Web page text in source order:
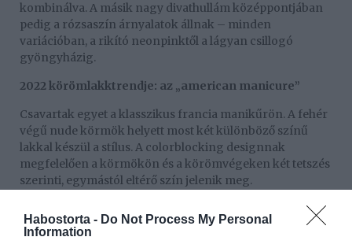
Habostorta - Do Not Process My Personal
Information
kombinálva. A másik nagy divathullám középpontjában
pedig a rózsaszín árnyalatok állnak – minden
variációban, a rikító neonpinktől a lágyan csillogó
gyöngyházig.
2022 körömlakktrendje: az „american manicure”
Csavartak egyet a klasszikus francia manikűrön. A fehér
végű nude körmök helyett most két különböző színű
lakkal készül a stílus. A colorblocking designnak
megfelelően a körmökön és a körömvégeken két tetszés
szerinti, egymástól eltérő szín jelenik meg.
elkészíthető manikűr 2022-ben